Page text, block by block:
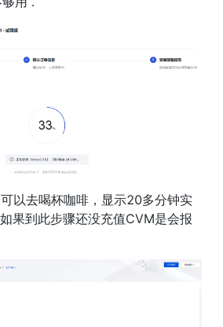
以去喝杯咖啡，显示20多分钟实
果到此步骤还没充值CVM是会报